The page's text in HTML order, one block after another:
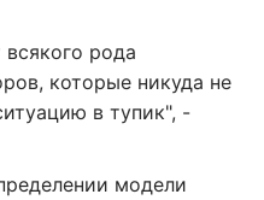
всякого рода
которые никуда не
в тупик", -
модели